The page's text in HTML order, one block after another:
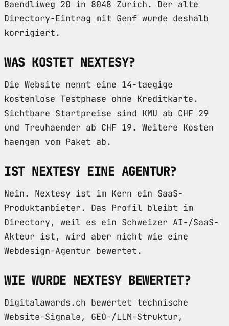
Baendliweg 20 in 8048 Zurich. Der alte
Directory-Eintrag mit Genf wurde deshalb
korrigiert.
WAS KOSTET NEXTESY?
Die Website nennt eine 14-taegige
kostenlose Testphase ohne Kreditkarte.
Sichtbare Startpreise sind KMU ab CHF 29
und Treuhaender ab CHF 19. Weitere Kosten
haengen vom Paket ab.
IST NEXTESY EINE AGENTUR?
Nein. Nextesy ist im Kern ein SaaS-
Produktanbieter. Das Profil bleibt im
Directory, weil es ein Schweizer AI-/SaaS-
Akteur ist, wird aber nicht wie eine
Webdesign-Agentur bewertet.
WIE WURDE NEXTESY BEWERTET?
Digitalawards.ch bewertet technische
Website-Signale, GEO-/LLM-Struktur,